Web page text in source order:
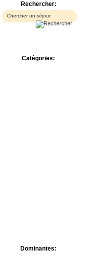
Rechercher:
Catégories:
Dominantes: